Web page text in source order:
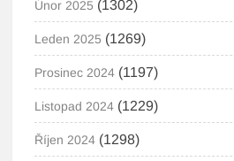
Únor 2025 (1302)
Leden 2025 (1269)
Prosinec 2024 (1197)
Listopad 2024 (1229)
Říjen 2024 (1298)